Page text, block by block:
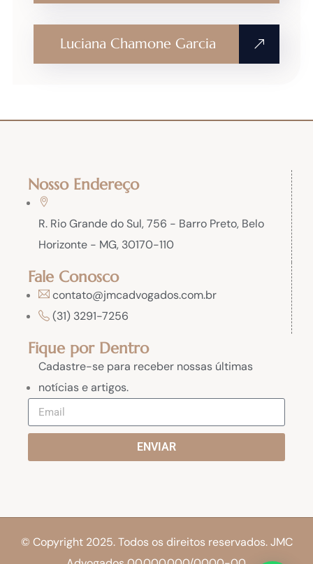
Luciana Chamone Garcia
Nosso Endereço
R. Rio Grande do Sul, 756 - Barro Preto, Belo
Horizonte - MG, 30170-110
Fale Conosco
contato@jmcadvogados.com.br
(31) 3291-7256
Fique por Dentro
Cadastre-se para receber nossas últimas
notícias e artigos.
ENVIAR
© Copyright 2025. Todos os direitos reservados. JMC